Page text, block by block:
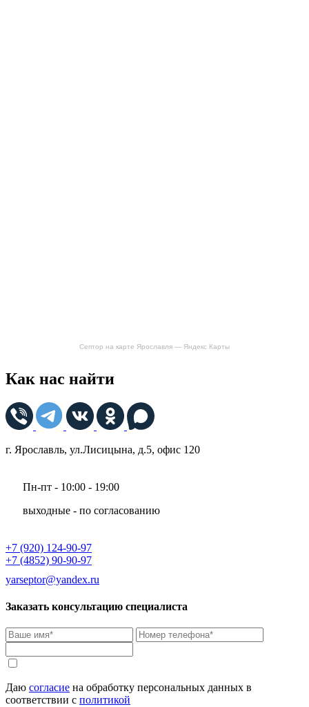
Септор на карте Ярославля — Яндекс Карты
Как нас найти
г. Ярославль, ул.Лисицына, д.5, офис 120
Пн-пт - 10:00 - 19:00
выходные - по согласованию
+7 (920) 124-90-97
+7 (4852) 90-90-97
yarseptor@yandex.ru
Заказать консультацию специалиста
Даю согласие на обработку персональных данных в
соответствии с политикой